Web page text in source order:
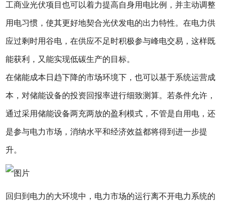
工商业光伏项目也可以着力提高自身用电比例，并主动调整
用电习惯，使其更好地契合光伏发电的出力特性。在电力供
应过剩时用谷电，在供应不足时积极参与峰电交易，这样既
能获利，又能实现低碳生产的目标。
在储能成本日趋下降的市场环境下，也可以基于系统运营成
本，对储能设备的投资回报率进行细致测算。若条件允许，
通过采用储能设备两充两放的盈利模式，不管是自用电，还
是参与电力市场，消纳水平和经济效益都将得到进一步提
升。
回归到电力的大环境中，电力市场的运行离不开电力系统的